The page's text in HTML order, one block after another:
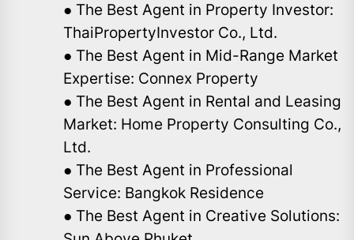
● The Best Agent in Property Investor:
ThaiPropertyInvestor Co., Ltd.
● The Best Agent in Mid-Range Market
Expertise: Connex Property
● The Best Agent in Rental and Leasing
Market: Home Property Consulting Co.,
Ltd.
● The Best Agent in Professional
Service: Bangkok Residence
● The Best Agent in Creative Solutions: